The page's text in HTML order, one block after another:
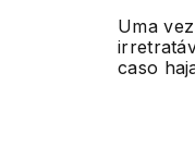
Uma
caso